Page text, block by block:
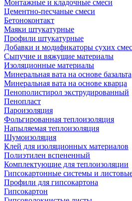
Монтажные и кладочные смеси
Цементно-песчаные смеси
Бетоноконтакт
Маяки штукатурные
Профили штукатурные
Добавки и модификаторы сухих
Сыпучие и вяжущие материалы
Изоляционные материалы
Минеральная вата на основе базальта
Минеральная вата на основе кварца
Пенополистирол экструдированный
Пенопласт
Пароизоляция
Фольгированная теплоизоляция
Напыляемая теплоизоляция
Шумоизоляция
Клей для изоляционных материалов
Полиэтилен вспененный
Комплектующие для теплоизоляции
Гипсокартонные системы и
Профили для гипсокартона
Гипсокартон